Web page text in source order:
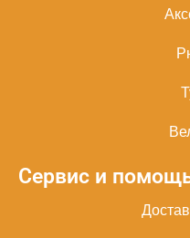
Сервис и